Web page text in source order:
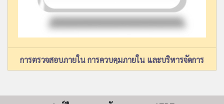
การตรวจสอบภายใน การควบคุมภายใน และบริหารจัดการ
ความเสี่ยง ตาม ว.79 พระราชบัญญัติวินัยการเงินการคลัง